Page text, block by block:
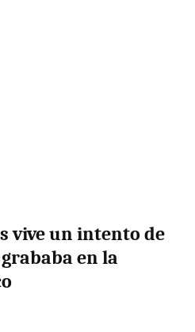
vive un intento de
en la